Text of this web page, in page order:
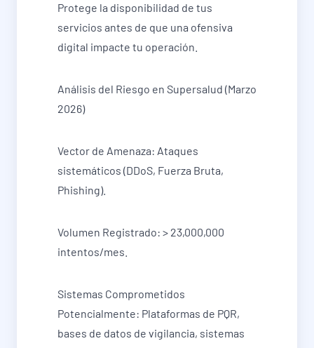
Protege la disponibilidad de tus
servicios antes de que una ofensiva
digital impacte tu operación.
Análisis del Riesgo en Supersalud (Marzo
2026)
Vector de Amenaza: Ataques
sistemáticos (DDoS, Fuerza Bruta,
Phishing).
Volumen Registrado: > 23,000,000
intentos/mes.
Sistemas Comprometidos
Potencialmente: Plataformas de PQR,
bases de datos de vigilancia, sistemas